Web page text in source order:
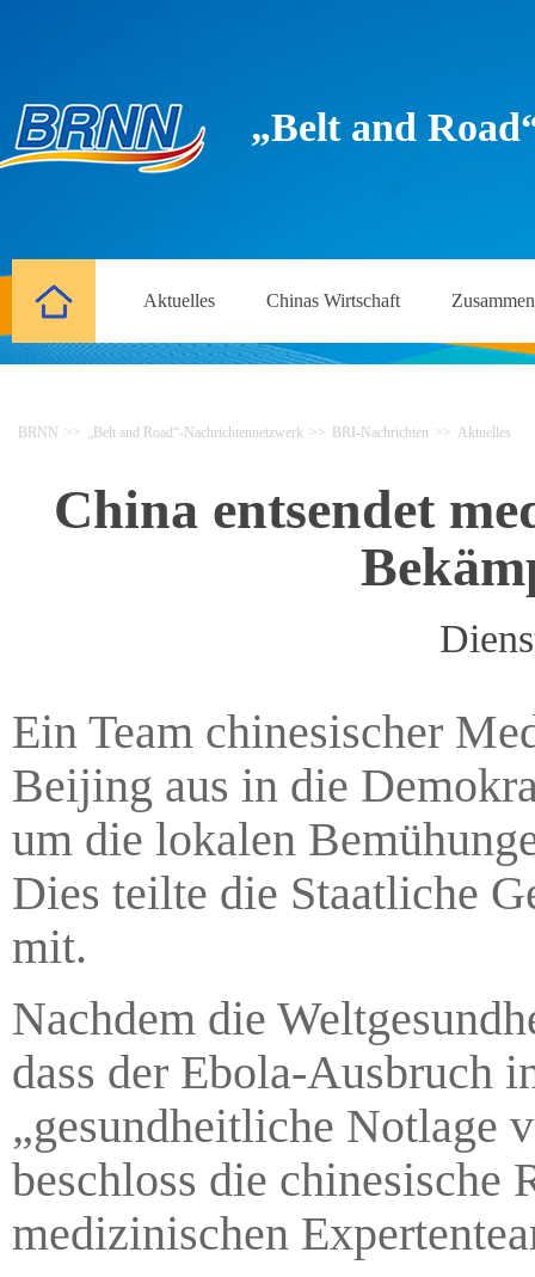
„Belt and
Aktuelles Chinas Wirtschaft
BRNN >> „Belt and Road“-Nachrichtennetzwerk >> BRI-Nachrichten >> Aktuelles
China entsendet
Ein Team chinesischer
Beijing aus in die
um die lokalen
Dies teilte die Staatliche
mit.
Nachdem die
dass der Ebola-Ausbruch
„gesundheitliche Notlage
beschloss die chinesische
medizinischen